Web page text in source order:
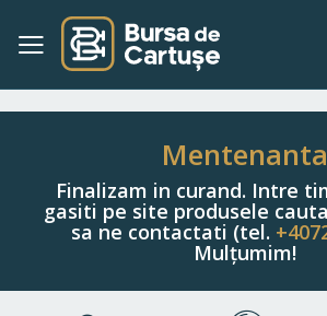
Navigați
Conținut
Mentenanta
Finalizam in curand. Intre
gasiti pe site produsele
sa ne contactati (tel.
Mulțumim!